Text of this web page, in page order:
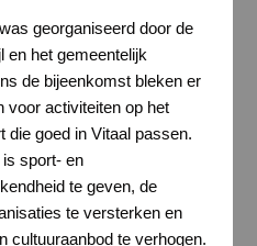
georganiseerd door de
en het gemeentelijk
de bijeenkomst bleken er
voor activiteiten op het
die goed in Vitaal passen.
sport- en
te geven, de
te versterken en
cultuuraanbod te verhogen.